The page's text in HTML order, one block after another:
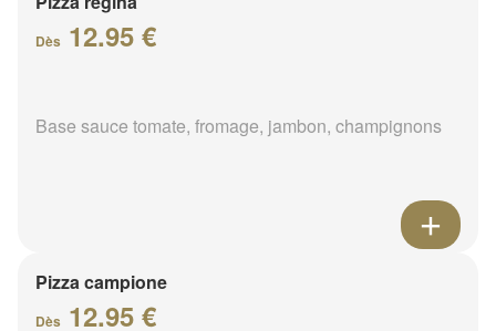
Dès 12.95 €
Base sauce tomate, fromage, jambon, champignons
Pizza campione
Dès 12.95 €